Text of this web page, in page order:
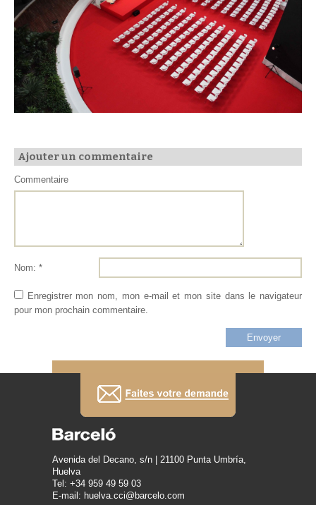
Ajouter un commentaire
Commentaire
Nom: *
Enregistrer mon nom, mon e-mail et mon site dans le navigateur
pour mon prochain commentaire.
Avenida del Decano, s/n | 21100 Punta Umbría,
Huelva
Tel: +34 959 49 59 03
E-mail: huelva.cci@barcelo.com